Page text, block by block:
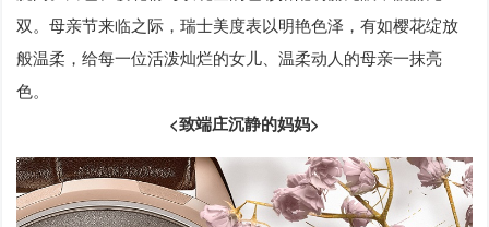
双。母亲节来临之际，瑞士美度表以明艳色泽，有如樱花绽放
般温柔，给每一位活泼灿烂的女儿、温柔动人的母亲一抹亮
色。
<致端庄沉静的妈妈>